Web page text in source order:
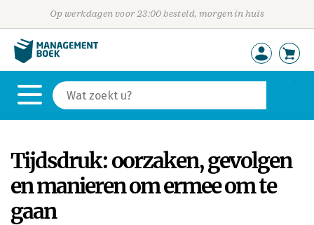
Op werkdagen voor 23:00 besteld, morgen in huis
Tijdsdruk: oorzaken, gevolgen
en manieren om ermee om te
gaan